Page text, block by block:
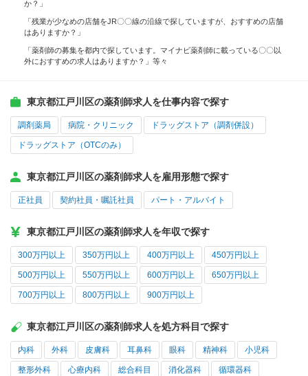
か？」
「残業が少なめの店舗をJR〇〇線の沿線で探していますが、おすすめの店舗
はありますか？」
「薬剤師の募集を都内で探しています。マイナビ薬剤師に載っている〇〇以
外におすすめの求人はありますか？」等々
東京都江戸川区の薬剤師求人を仕事内容で探す
調剤薬局 病院・クリニック ドラッグストア（調剤併設）
ドラッグストア（OTCのみ）
東京都江戸川区の薬剤師求人を雇用形態で探す
正社員 契約社員・嘱託社員 パート・アルバイト
東京都江戸川区の薬剤師求人を年収で探す
300万円以上 350万円以上 400万円以上 450万円以上
500万円以上 550万円以上 600万円以上 650万円以上
700万円以上 800万円以上 900万円以上
東京都江戸川区の薬剤師求人を処方科目で探す
内科 外科 皮膚科 耳鼻科 眼科 精神科 小児科
整形外科 心療内科 総合科目 消化器科 循環器科